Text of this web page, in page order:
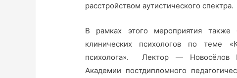
расстройством аутистического спектра.
В рамках этого мероприятия
клинических психологов по теме
психолога». Лектор — Новосёлов
Академии постдипломного